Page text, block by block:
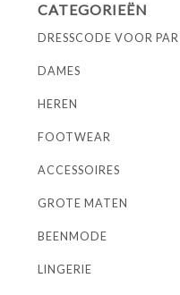
CATEGORIEËN
DRESSCODE VOOR
DAMES
HEREN
FOOTWEAR
ACCESSOIRES
GROTE MATEN
BEENMODE
LINGERIE